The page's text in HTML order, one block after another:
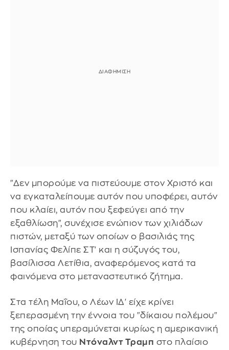
"Δεν μπορούμε να πιστεύουμε στον Χριστό και
να εγκαταλείπουμε αυτόν που υποφέρει, αυτόν
που κλαίει, αυτόν που ξεφεύγει από την
εξαθλίωση", συνέχισε ενώπιον των χιλιάδων
πιστών, μεταξύ των οποίων ο βασιλιάς της
Ισπανίας Φελίπε ΣΤ' και η σύζυγός του,
βασίλισσα Λετίθια, αναφερόμενος κατά τα
φαινόμενα στο μεταναστευτικό ζήτημα.
Στα τέλη Μαΐου, ο Λέων ΙΔ' είχε κρίνει
ξεπερασμένη την έννοια του "δίκαιου πολέμου"
της οποίας υπεραμύνεται κυρίως η αμερικανική
κυβέρνηση του Ντόναλντ Τραμπ στο πλαίσιο